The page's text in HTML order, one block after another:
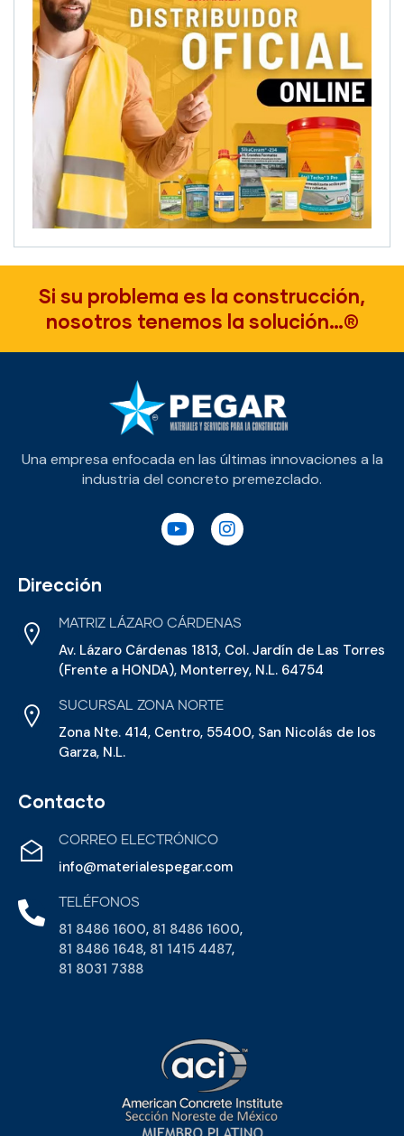
Si su problema es la construcción,
nosotros tenemos la solución…®
Una empresa enfocada en las últimas innovaciones a la
industria del concreto premezclado.
Dirección
MATRIZ LÁZARO CÁRDENAS
Av. Lázaro Cárdenas 1813, Col. Jardín de Las Torres
(Frente a HONDA), Monterrey, N.L. 64754
SUCURSAL ZONA NORTE
Zona Nte. 414, Centro, 55400, San Nicolás de los
Garza, N.L.
Contacto
CORREO ELECTRÓNICO
info@materialespegar.com
TELÉFONOS
81 8486 1600, 81 8486 1600,
81 8486 1648, 81 1415 4487,
81 8031 7388